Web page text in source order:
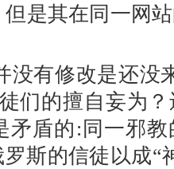
是其在同一网
没有修改是还没
们的擅自妄为
矛盾的:同一邪
斯的信徒以成“